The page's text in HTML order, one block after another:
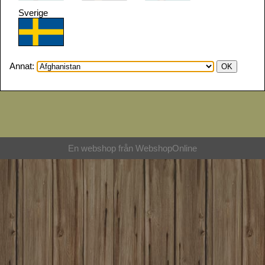
Vadstena, Knivexpo 13-15/7 2023
Båstad, Hantverksmässan 28-30/7 2023
En webshop från WebshopOnline
Sverige
Annat: